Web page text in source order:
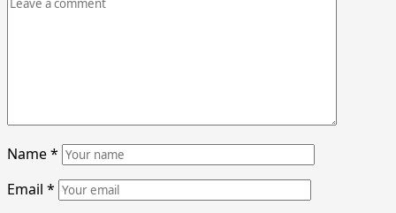
Name*
Email *